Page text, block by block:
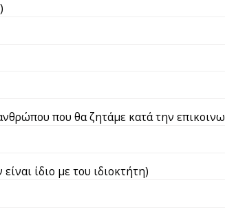
που θα ζητάμε κατά την
ίδιο με του ιδιοκτήτη)